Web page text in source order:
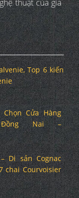
thuật của gia
Top 6 kiến
Cửa Hàng
Nai –
Di sản Cognac
chai Courvoisier